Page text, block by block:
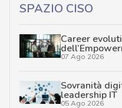
SPAZIO CISO
Career
07 Ago 2026
Sovranità
leadership IT
05 Ago 2026